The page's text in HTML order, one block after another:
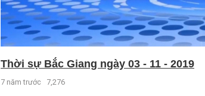
Thời sự Bắc Giang ngày 03 - 11 - 2019
7 năm trước 7,276